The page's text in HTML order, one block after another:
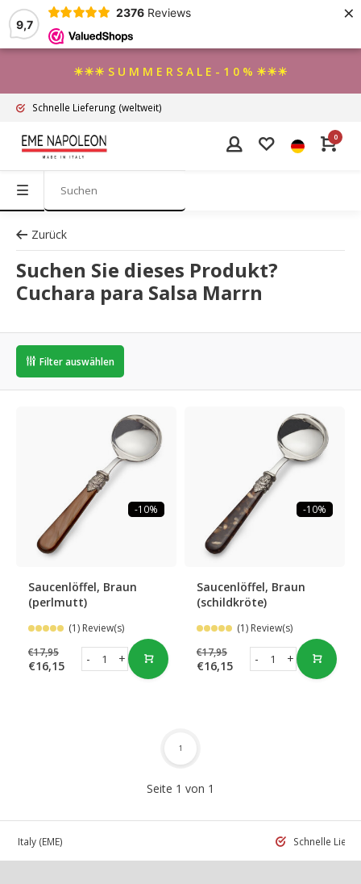
9,7
2376 Reviews ×
☀☀☀ S U M M E R S A L E - 1 0 % ☀☀☀
Schnelle Lieferung (weltweit)
0
Zurück
Suchen Sie dieses Produkt?
Cuchara para Salsa Marrn
Filter auswählen
-10%
Saucenlöffel, Braun
(perlmutt)
(1) Review(s)
€17,95
€16,15 +
-
-10%
Saucenlöffel, Braun
(schildkröte)
(1) Review(s)
€17,95
€16,15 +
-
Seite 1 von 1
1
in Italy (EME) Schnelle